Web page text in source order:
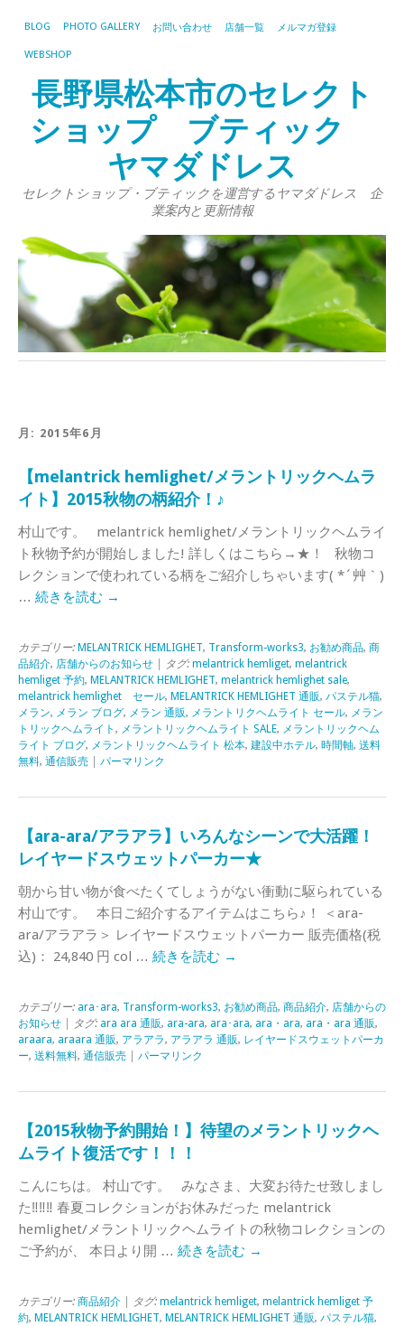
BLOG PHOTO GALLERY お問い合わせ 店舗一覧 メルマガ登録
WEBSHOP
長野県松本市のセレクト
ショップ ブティック
ヤマダドレス
セレクトショップ・ブティックを運営するヤマダドレス 企
業案内と更新情報
月: 2015年6月
【melantrick hemlighet/メラントリックヘムラ
イト】2015秋物の柄紹介！♪
村山です。 melantrick hemlighet/メラントリックヘムライ
ト秋物予約が開始しました! 詳しくはこちら→★！ 秋物コ
レクションで使われている柄をご紹介しちゃいます( *´艸｀)
… 続きを読む →
カテゴリー: MELANTRICK HEMLIGHET, Transform-works3, お勧め商品, 商
品紹介, 店舗からのお知らせ | タグ: melantrick hemliget, melantrick
hemliget 予約, MELANTRICK HEMLIGHET, melantrick hemlighet sale,
melantrick hemlighet セール, MELANTRICK HEMLIGHET 通販, パステル猫,
メラン, メラン ブログ, メラン 通販, メラントリクヘムライト セール, メラン
トリックヘムライト , メラントリックヘムライト SALE, メラントリックヘム
ライト ブログ, メラントリックヘムライト 松本, 建設中ホテル, 時間軸, 送料
無料, 通信販売 パーマリンク
【ara-ara/アラアラ】いろんなシーンで大活躍！
レイヤードスウェットパーカー★
朝から甘い物が食べたくてしょうがない衝動に駆られている
村山です。 本日ご紹介するアイテムはこちら♪！ ＜ara-
ara/アラアラ＞ レイヤードスウェットパーカー 販売価格(税
込)： 24,840 円 col … 続きを読む →
カテゴリー: ara･ara, Transform-works3, お勧め商品, 商品紹介, 店舗からの
お知らせ | タグ: ara ara 通販, ara-ara, ara･ara, ara・ara, ara・ara 通販,
araara, araara 通販, アラアラ, アラアラ 通販, レイヤードスウェットパーカ
ー, 送料無料, 通信販売 パーマリンク
【2015秋物予約開始！】待望のメラントリックヘ
ムライト復活です！！！
こんにちは。 村山です。 みなさま、大変お待たせ致しまし
た‼‼‼ 春夏コレクションがお休みだった melantrick
hemlighet/メラントリックヘムライトの秋物コレクションの
ご予約が、 本日より開 … 続きを読む →
カテゴリー: 商品紹介 | タグ: melantrick hemliget, melantrick hemliget 予
約, MELANTRICK HEMLIGHET, MELANTRICK HEMLIGHET 通販, パステル猫,